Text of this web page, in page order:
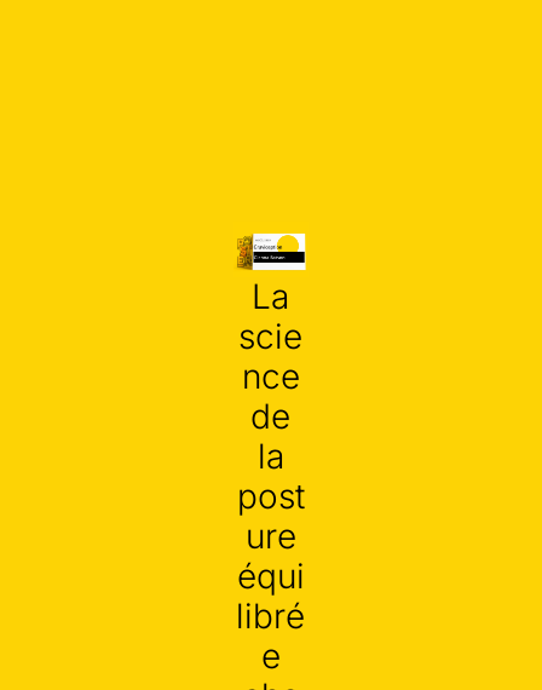
La
scie
nce
de
la
post
ure
équi
libré
e